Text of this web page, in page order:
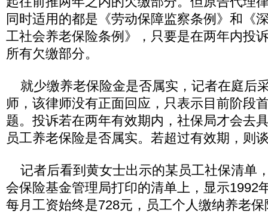
同时适用的都是《劳动保障监察条例》和《
工社会养老保险条例》，只要是在两年内投
所有欠缴部分。
就少缴养老保险金是否属实，记者在庭后
师，该律师没有正面回应，只表示目前阶段
题。投诉若在两年有效期内，社保局才会去
员工养老保险是否属实。若超过有效期，则
记者后看到黄女士出示的某员工社保清单
会保险基金管理局打印的清单上，显示1992
每月工资始终是728元，员工个人缴纳养老